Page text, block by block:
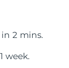
in 2 mins.
week.
доставки